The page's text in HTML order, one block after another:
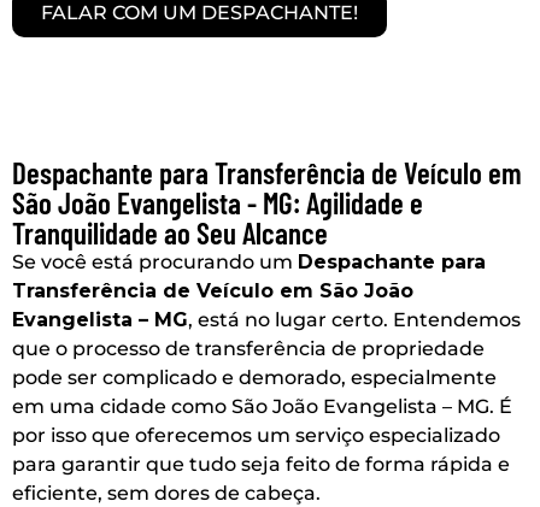
FALAR COM UM DESPACHANTE!
Despachante para Transferência de Veículo em
São João Evangelista - MG: Agilidade e
Tranquilidade ao Seu Alcance
Se você está procurando um Despachante para
Transferência de Veículo em São João
Evangelista – MG, está no lugar certo. Entendemos
que o processo de transferência de propriedade
pode ser complicado e demorado, especialmente
em uma cidade como São João Evangelista – MG. É
por isso que oferecemos um serviço especializado
para garantir que tudo seja feito de forma rápida e
eficiente, sem dores de cabeça.